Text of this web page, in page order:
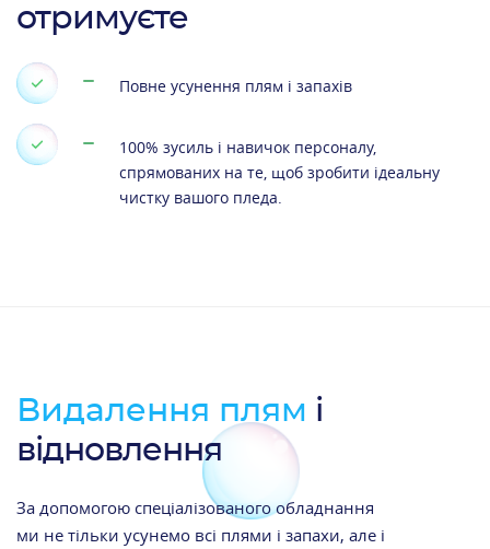
отримуєте
Повне усунення плям і запахів
100% зусиль і навичок персоналу,
спрямованих на те, щоб зробити ідеальну
чистку вашого пледа.
Видалення плям і
відновлення
За допомогою спеціалізованого обладнання
ми не тільки усунемо всі плями і запахи, але і